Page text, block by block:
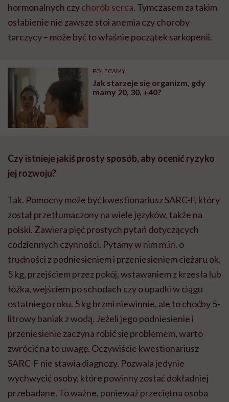
hormonalnych czychorób serca. Tymczasem za takim
osłabienie nie zawsze stoi anemia czy choroby
tarczycy – może być to właśnie początek sarkopenii.
POLECAMY
Jak starzeje się organizm, gdy
mamy 20, 30, +40?
Czy istnieje jakiś prosty sposób, aby ocenić ryzyko
jej rozwoju?
Tak. Pomocny może być kwestionariusz SARC-F, który
został przetłumaczony na wiele języków, także na
polski. Zawiera pięć prostych pytań dotyczących
codziennych czynności. Pytamy w nim m.in. o
trudności z podniesieniem i przeniesieniem ciężaru ok.
5 kg, przejściem przez pokój, wstawaniem z krzesła lub
łóżka, wejściem po schodach czy o upadki w ciągu
ostatniego roku. 5 kg brzmi niewinnie, ale to choćby 5-
litrowy baniak z wodą. Jeżeli jego podniesienie i
przeniesienie zaczyna robić się problemem, warto
zwrócić na to uwagę. Oczywiście kwestionariusz
SARC-F nie stawia diagnozy. Pozwala jedynie
wychwycić osoby, które powinny zostać dokładniej
przebadane. To ważne, ponieważ przeciętna osoba